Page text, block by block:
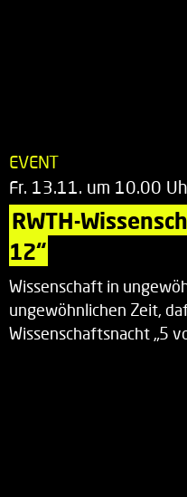
EVENT
Fr. 13.11. um 10.00
RWTH-
12“
Wissenschaft in
ungewöhnlichen Zeit,
Wissenschaftsnacht „5